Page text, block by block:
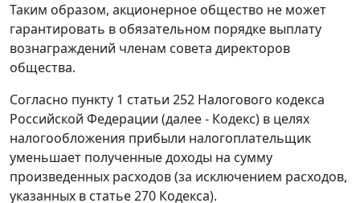
Таким образом, акционерное общество не может
гарантировать в обязательном порядке выплату
вознаграждений членам совета директоров
общества.
Согласно пункту 1 статьи 252 Налогового кодекса
Российской Федерации (далее - Кодекс) в целях
налогообложения прибыли налогоплательщик
уменьшает полученные доходы на сумму
произведенных расходов (за исключением расходов,
указанных в статье 270 Кодекса).